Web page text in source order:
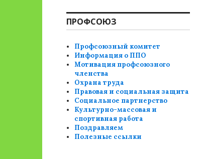
ПРОФСОЮЗ
Профсоюзный комитет
Информация о ППО
Мотивация профсоюзного
членства
Охрана труда
Правовая и социальная защита
Социальное партнерство
Культурно-массовая и
спортивная работа
Поздравляем
Полезные ссылки